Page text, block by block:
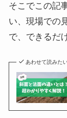
そこでこの記
い、現場での
で、できるだ
あわせて読みた